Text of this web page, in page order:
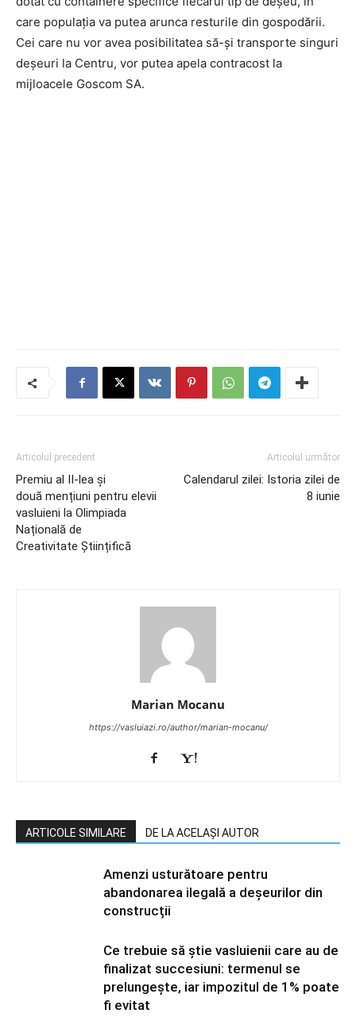
care populația va putea arunca resturile din gospodării.
Cei care nu vor avea posibilitatea să-și transporte singuri
deșeuri la Centru, vor putea apela contracost la
mijloacele Goscom SA.
Articolul precedent
Premiu al II-lea și
două mențiuni pentru elevii
vasluieni la Olimpiada
Națională de
Creativitate Științifică
Articolul următor
Calendarul zilei: Istoria zilei de
8 iunie
Marian Mocanu
https://vasluiazi.ro/author/marian-mocanu/
ARTICOLE SIMILARE DE LA ACELAȘI AUTOR
Amenzi usturătoare pentru
abandonarea ilegală a deșeurilor din
construcții
Ce trebuie să știe vasluienii care au de
finalizat succesiuni: termenul se
prelungește, iar impozitul de 1% poate
fi evitat